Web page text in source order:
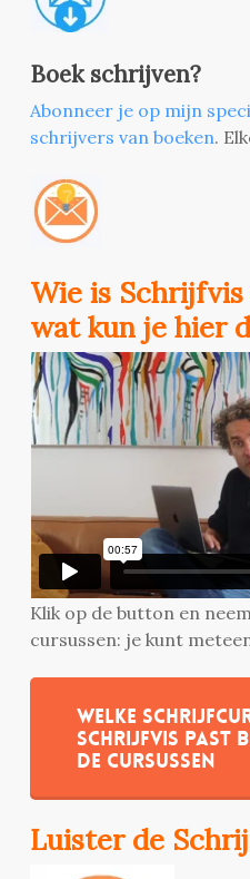
Boek schrijven?
Abonneer je op mijn
schrijvers van boeken.
Wie is Schrijfvis
wat kun je hier
Klik op de button en
cursussen: je kunt
Welke
Schrijfvis past
de cursussen
Luister de